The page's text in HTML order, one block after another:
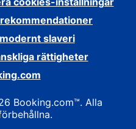
slaveri
rättigheter
Booking.com™. Alla